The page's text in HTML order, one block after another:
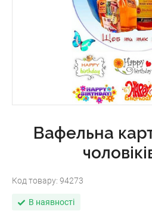
Вафельна
Код товару: 94273
В наявності